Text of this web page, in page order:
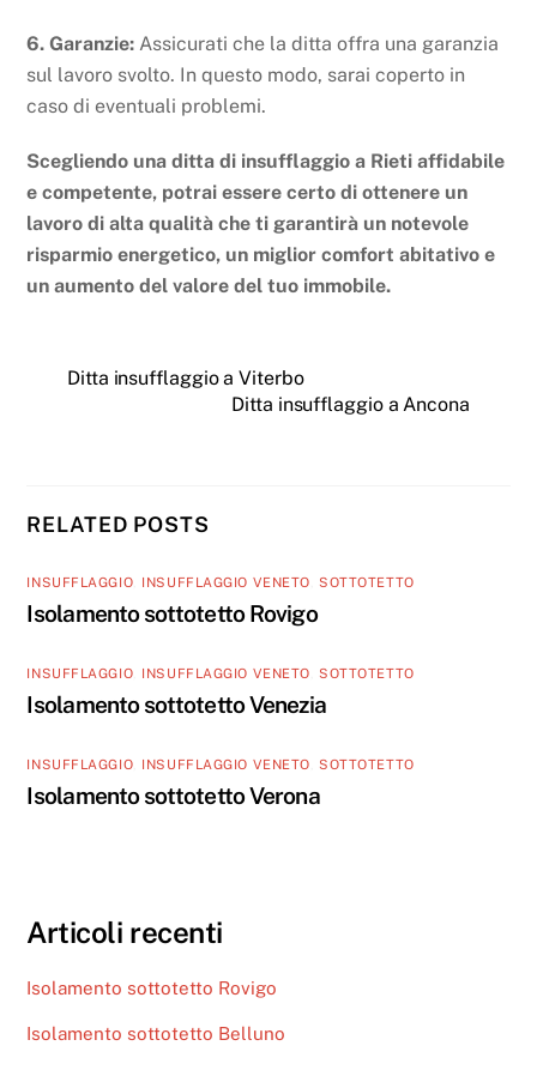
6. Garanzie: Assicurati che la ditta offra una garanzia
sul lavoro svolto. In questo modo, sarai coperto in
caso di eventuali problemi.
Scegliendo una ditta di insufflaggio a Rieti affidabile
e competente, potrai essere certo di ottenere un
lavoro di alta qualità che ti garantirà un notevole
risparmio energetico, un miglior comfort abitativo e
un aumento del valore del tuo immobile.
Ditta insufflaggio a Viterbo
Ditta insufflaggio a Ancona
RELATED POSTS
INSUFFLAGGIO INSUFFLAGGIO VENETO ,SOTTOTETTO
Isolamento sottotetto Rovigo
INSUFFLAGGIO INSUFFLAGGIO VENETO ,SOTTOTETTO
Isolamento sottotetto Venezia
INSUFFLAGGIO INSUFFLAGGIO VENETO ,SOTTOTETTO
Isolamento sottotetto Verona
Articoli recenti
Isolamento sottotetto Rovigo
Isolamento sottotetto Belluno